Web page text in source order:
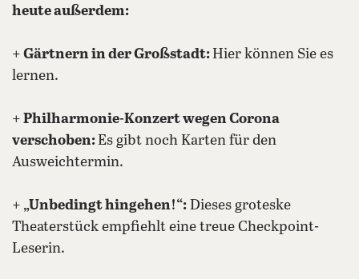
heute außerdem:
+ Gärtnern in der Großstadt:Hier können Sie es
lernen.
+ Philharmonie-Konzert wegen Corona
verschoben:Es gibt noch Karten für den
Ausweichtermin.
+ „Unbedingt hingehen!“: Dieses groteske
Theaterstück empfiehlt eine treue Checkpoint-
Leserin.